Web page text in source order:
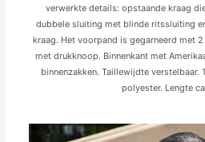
verwerkte details: opstaande kraag
dubbele sluiting met blinde ritssluiting
kraag. Het voorpand is gegarneerd met
met drukknoop. Binnenkant met
binnenzakken. Taillewijdte verstelbaar.
polyester. Lengte